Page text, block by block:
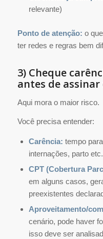
relevante)
Ponto de atenção: o
ter redes e regras bem
3) Cheque
antes de
Aqui mora o maior risco.
Você precisa entender:
Carência: tempo
internações, parto etc.
CPT (Cobertura
em alguns casos,
preexistentes
Aproveitamento/
cenário, pode haver
isso deve ser